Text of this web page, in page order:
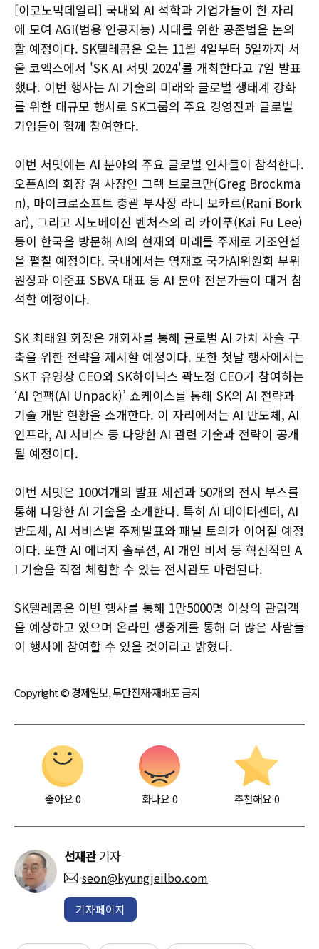
[이코노믹데일리] 국내외 AI 석학과 기업가들이 한 자리
에 모여 AGI(범용 인공지능) 시대를 위한 공존법을 논의
할 예정이다. SK텔레콤은 오는 11월 4일부터 5일까지 서
울 코엑스에서 'SK AI 서밋 2024'를 개최한다고 7일 발표
했다. 이번 행사는 AI 기술의 미래와 글로벌 생태계 강화
를 위한 대규모 행사로 SK그룹의 주요 경영진과 글로벌
기업들이 함께 참여한다.
이번 서밋에는 AI 분야의 주요 글로벌 인사들이 참석한다.
오픈AI의 회장 겸 사장인 그렉 브로크만(Greg Brockma
n), 마이크로소프트 총괄 부사장 라니 보카르(Rani Bork
ar), 그리고 시노베이션 벤처스의 리 카이푸(Kai Fu Lee)
등이 한국을 방문해 AI의 현재와 미래를 주제로 기조연설
을 펼칠 예정이다. 국내에서는 염재호 국가AI위원회 부위
원장과 이준표 SBVA 대표 등 AI 분야 전문가들이 대거 참
석할 예정이다.
SK 최태원 회장은 개회사를 통해 글로벌 AI 가치 사슬 구
축을 위한 전략을 제시할 예정이다. 또한 첫날 행사에서는
SKT 유영상 CEO와 SK하이닉스 곽노정 CEO가 참여하는
‘AI 언팩(AI Unpack)’ 쇼케이스를 통해 SK의 AI 전략과
기술 개발 현황을 소개한다. 이 자리에서는 AI 반도체, AI
인프라, AI 서비스 등 다양한 AI 관련 기술과 전략이 공개
될 예정이다.
이번 서밋은 100여개의 발표 세션과 50개의 전시 부스를
통해 다양한 AI 기술을 소개한다. 특히 AI 데이터센터, AI
반도체, AI 서비스별 주제발표와 패널 토의가 이어질 예정
이다. 또한 AI 에너지 솔루션, AI 개인 비서 등 혁신적인 A
I 기술을 직접 체험할 수 있는 전시관도 마련된다.
SK텔레콤은 이번 행사를 통해 1만5000명 이상의 관람객
을 예상하고 있으며 온라인 생중계를 통해 더 많은 사람들
이 행사에 참여할 수 있을 것이라고 밝혔다.
Copyright © 경제일보, 무단전재·재배포 금지
좋아요0 화나요0 추천해요 0
선재관 기자
seon@kyungjeilbo.com
기자페이지